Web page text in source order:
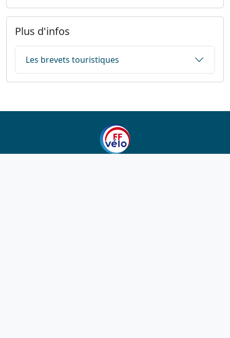
Plus d'infos
Les brevets touristiques